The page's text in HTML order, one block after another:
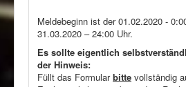
Meldebeginn ist der 01.02.2020 -
31.03.2020 – 24:00 Uhr.
Es sollte eigentlich
der Hinweis:
Füllt das Formularbitte vollständig